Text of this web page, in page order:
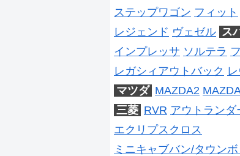
ステップワゴン フィット
レジェンド ヴェゼル ス
インプレッサ ソルテラ
レガシィアウトバック
マツダ MAZDA2
三菱 RVR アウトランダ
エクリプスクロス
ミニキャブバン/タウンボ